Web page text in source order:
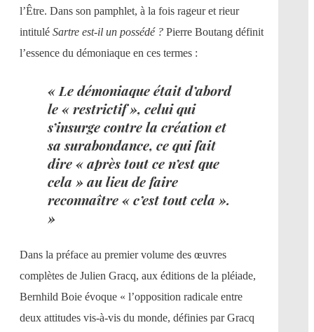
l’Être. Dans son pamphlet, à la fois rageur et rieur
intitulé Sartre est-il un possédé ? Pierre Boutang définit
l’essence du démoniaque en ces termes :
« Le démoniaque était d’abord
le « restrictif », celui qui
s’insurge contre la création et
sa surabondance, ce qui fait
dire « après tout ce n’est que
cela » au lieu de faire
reconnaître « c’est tout cela ».
»
Dans la préface au premier volume des œuvres
complètes de Julien Gracq, aux éditions de la pléiade,
Bernhild Boie évoque « l’opposition radicale entre
deux attitudes vis-à-vis du monde, définies par Gracq